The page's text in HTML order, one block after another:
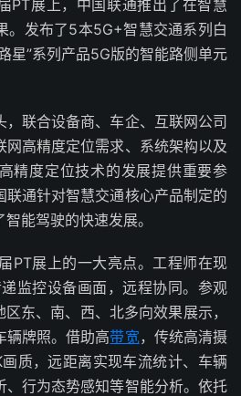
PT展上，中国联通推出了在智慧
。发布了5本5G+智慧交通系列白
星”系列产品5G版的智能路侧单元
，联合设备商、车企、互联网公司
网高精度定位需求、系统架构以及
精度定位技术的发展提供重要参
联通针对智慧交通核心产品制定的
能驾驶的快速发展。
PT展上的一大亮点。工程师在现
监控设备画面，远程协同。参观
东、南、西、北多向效果展示，
辆牌照。借助高带宽，传统高清摄
质，远距离实现车流统计、车辆
、行为态势感知等智能分析。依托